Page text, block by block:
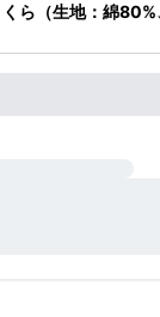
くら（生地：綿